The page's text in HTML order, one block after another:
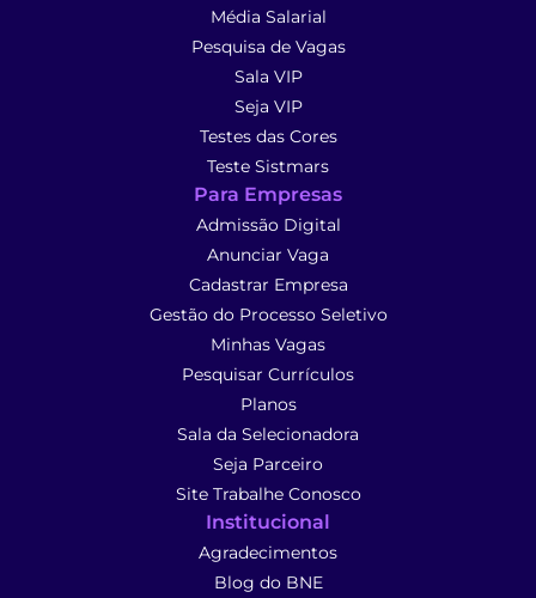
Média Salarial
Pesquisa de Vagas
Sala VIP
Seja VIP
Testes das Cores
Teste Sistmars
Para Empresas
Admissão Digital
Anunciar Vaga
Cadastrar Empresa
Gestão do Processo Seletivo
Minhas Vagas
Pesquisar Currículos
Planos
Sala da Selecionadora
Seja Parceiro
Site Trabalhe Conosco
Institucional
Agradecimentos
Blog do BNE